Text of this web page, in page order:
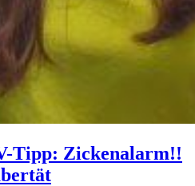
Tipp: Zickenalarm!!